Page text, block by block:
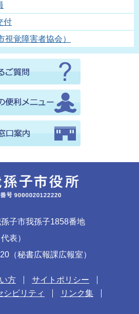
付
視覚障害者協会）
子市我孫子1858番地
表）
（秘書広報課広報室）
方
サイトポリシー
シビリティ
リンク集